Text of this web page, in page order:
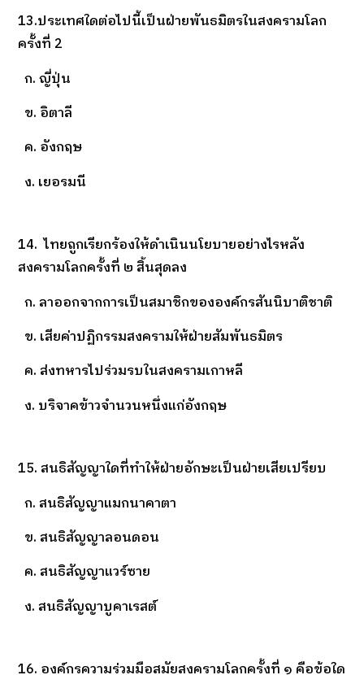
13.ประเทศใดต่อไปนี้เป็นฝ่ายพันธมิตรในสงครามโลก
ครั้งที่ 2
ก. ญี่ปุ่น
ข. อิตาลี
ค. อังกฤษ
ง. เยอรมนี
14. ไทยถูกเรียกร้องให้ดำเนินนโยบายอย่างไรหลัง
สงครามโลกครั้งที่ ๒ สิ้นสุดลง
ก. ลาออกจากการเป็นสมาชิกขององค์กรสันนิบาติชาติ
ข. เสียค่าปฏิกรรมสงครามให้ฝ่ายสัมพันธมิตร
ค. ส่งทหารไปร่วมรบในสงครามเกาหลี
ง. บริจาคข้าวจำนวนหนึ่งแก่อังกฤษ
15. สนธิสัญญาใดที่ทำให้ฝ่ายอักษะเป็นฝ่ายเสียเปรียบ
ก. สนธิสัญญาแมกนาคาตา
ข. สนธิสัญญาลอนดอน
ค. สนธิสัญญาแวร์ซาย
ง. สนธิสัญญาบูคาเรสต์
16. องค์กรความร่วมมือสมัยสงครามโลกครั้งที่ ๑ คือข้อใด